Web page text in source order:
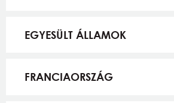
EGYESÜLT ÁLLAMOK
FRANCIAORSZÁG